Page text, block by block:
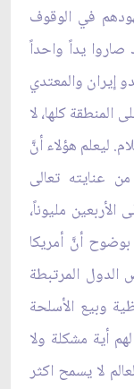
في الوقوف
يداً واحداً
إيران والمعتدي
المنطقة كلها، لا
ليعلم هؤلاء أنَّ
عنايته تعالى
مليوناً،
أنَّ أمريكا
المرتبطة
وبيع الأسلحة
أية مشكلة ولا
لا يسمح اكثر